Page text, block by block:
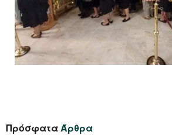
ΠρόσφαταΆρθρα